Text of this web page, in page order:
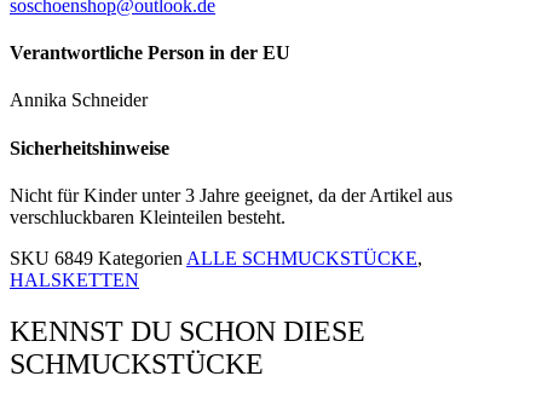
soschoenshop@outlook.de
Verantwortliche Person in der EU
Annika Schneider
Sicherheitshinweise
Nicht für Kinder unter 3 Jahre geeignet, da der Artikel aus
verschluckbaren Kleinteilen besteht.
SKU 6849 Kategorien ALLE SCHMUCKSTÜCKE,
HALSKETTEN
KENNST DU SCHON DIESE
SCHMUCKSTÜCKE